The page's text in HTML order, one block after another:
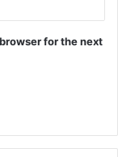
for the next